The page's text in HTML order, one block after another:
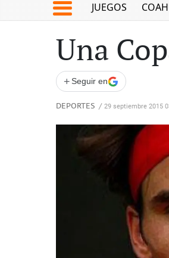
JUEGOS
Una
+ Seguir en
DEPORTES / 29 septiembre 2015